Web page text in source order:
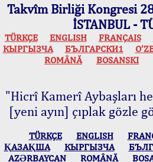
Takvîm Birliği Kongresi
İSTANBUL -
TÜRKÇE ENGLISH FRANÇAIS
КЫPГЫЗЧA
БЪЛГАРСКИ1
ROMÂNĂ
BOSANSKI
"Hicrî Kamerî Aybaşları
[yeni ayın] çıplak gözle
TÜRKÇE ENGLISH
ҚАЗАҚША
КЫPГЫЗЧA
AZӘRBAYCAN
ROMÂNĂ